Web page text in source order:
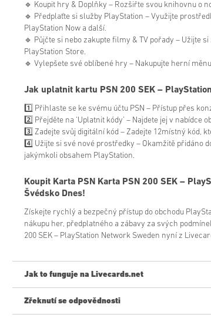
🔹 Koupit hry & Doplňky – Rozšiřte svou knihovnu o
🔹 Předplaťte si služby PlayStation – Využijte
PlayStation Now a další.
🔹 Půjčte si nebo zakupte filmy & TV pořady – Užijte
PlayStation Store.
🔹 Vylepšete své oblíbené hry – Nakupujte herní
Jak uplatnit kartu PSN 200 SEK –
1️⃣ Přihlaste se ke svému účtu PSN – Přístup přes
2️⃣ Přejděte na ‘Uplatnit kódy’ – Najdete jej v nabídce
3️⃣ Zadejte svůj digitální kód – Zadejte 12místný kód,
4️⃣ Užijte si své nové prostředky – Okamžitě přidáno
jakýmkoli obsahem PlayStation.
Koupit Karta PSN Karta PSN 200 SEK –
Švédsko Dnes!
Získejte rychlý a bezpečný přístup do obchodu
nákupu her, předplatného a zábavy za svých
200 SEK – PlayStation Network Sweden nyní z
Jak to funguje na Livecards.net
Nový na Livecards.net? Nákup digitálních kódů je
Zřeknutí se odpovědnosti